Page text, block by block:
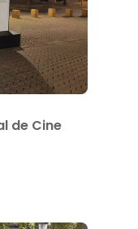
de Cine